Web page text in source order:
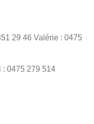
29 46 Valérie : 0475
: 0475 279 514